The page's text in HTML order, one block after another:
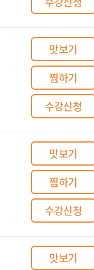
맛보기
찜하기
수강신청
맛보기
찜하기
수강신청
맛보기